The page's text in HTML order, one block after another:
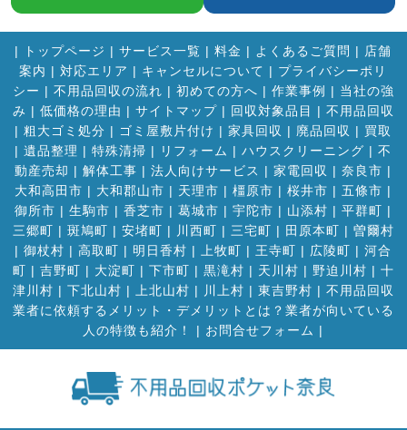
| トップページ | サービス一覧 | 料金 | よくあるご質問 | 店舗
案内 | 対応エリア | キャンセルについて | プライバシーポリ
シー | 不用品回収の流れ | 初めての方へ | 作業事例 | 当社の強
み | 低価格の理由 | サイトマップ| 回収対象品目 | 不用品回収
| 粗大ゴミ処分 | ゴミ屋敷片付け | 家具回収 | 廃品回収 | 買取
| 遺品整理 | 特殊清掃 | リフォーム | ハウスクリーニング | 不
動産売却 | 解体工事 | 法人向けサービス | 家電回収 | 奈良市 |
大和高田市 | 大和郡山市 | 天理市 | 橿原市 | 桜井市 | 五條市 |
御所市 | 生駒市 | 香芝市 | 葛城市 | 宇陀市 | 山添村 | 平群町 |
三郷町 | 斑鳩町 | 安堵町 | 川西町 | 三宅町 | 田原本町 | 曽爾村
| 御杖村 | 高取町 | 明日香村 | 上牧町 | 王寺町 | 広陵町 | 河合
町 | 吉野町 | 大淀町 | 下市町 | 黒滝村 | 天川村 | 野迫川村 | 十
津川村 | 下北山村 | 上北山村 | 川上村 | 東吉野村 | 不用品回収
業者に依頼するメリット・デメリットとは？業者が向いている
人の特徴も紹介！
| お問合せフォーム |